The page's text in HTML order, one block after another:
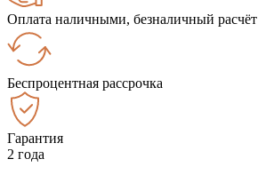
Оплата наличными, безналичный расчёт
Беспроцентная рассрочка
Гарантия
2 года